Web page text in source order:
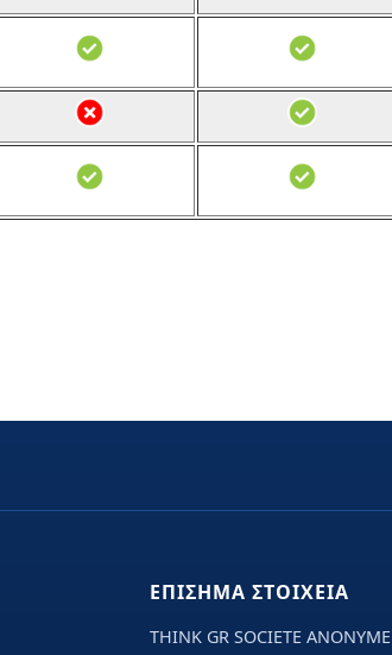
ΕΠΙΣΗΜΑ ΣΤΟΙΧΕΙΑ
THINK GR SOCIETE ANONYME